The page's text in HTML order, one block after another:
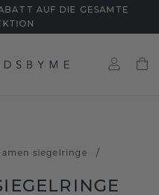
AUF DIE GESAMTE
siegelringe /